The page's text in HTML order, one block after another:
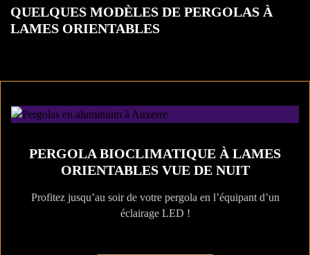
QUELQUES MODÈLES DE PERGOLAS À
LAMES ORIENTABLES
PERGOLA BIOCLIMATIQUE À LAMES
ORIENTABLES VUE DE NUIT
Profitez jusqu’au soir de votre pergola en l’équipant d’un
éclairage LED !